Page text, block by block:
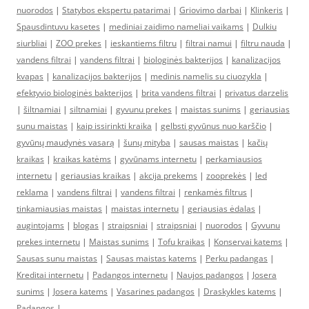
nuorodos | Statybos ekspertu patarimai | Griovimo darbai | Klinkeris |
Spausdintuvu kasetes | mediniai zaidimo nameliai vaikams | Dulkiu
siurbliai | ZOO prekes | ieskantiems filtru | filtrai namui | filtru nauda |
vandens filtrai | vandens filtrai | biologinės bakterijos | kanalizacijos
kvapas | kanalizacijos bakterijos | medinis namelis su ciuozykla |
efektyvio biologinės bakterijos | brita vandens filtrai | privatus darzelis
| šiltnamiai | siltnamiai | gyvunu prekes | maistas sunims | geriausias
sunu maistas | kaip issirinkti kraika | gelbsti gyvūnus nuo karščio |
gyvūnų maudynės vasarą | šunų mityba | sausas maistas | kačių
kraikas | kraikas katėms | gyvūnams internetu | perkamiausios
internetu | geriausias kraikas | akcija prekems | zooprekės | led
reklama | vandens filtrai | vandens filtrai | renkamės filtrus |
tinkamiausias maistas | maistas internetu | geriausias ėdalas |
augintojams | blogas | straipsniai | straipsniai | nuorodos | Gyvunu
prekes internetu | Maistas sunims | Tofu kraikas | Konservai katems |
Sausas sunu maistas | Sausas maistas katems | Perku padangas |
Kreditai internetu | Padangos internetu | Naujos padangos | Josera
sunims | Josera katems | Vasarines padangos | Draskykles katems |